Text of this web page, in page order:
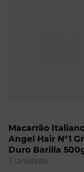
Macarrão
Angel Hair N°1
Duro Barilla
1 Unidade